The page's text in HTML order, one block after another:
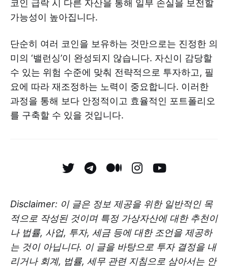
코인 급락 시 다른 자산을 통해 일부 손실을 보전할
가능성이 높아집니다.
단순히 여러 코인을 보유하는 것만으로는 진정한 의
미의 ‘밸런싱’이 완성되지 않습니다. 자신이 감당할
수 있는 위험 수준에 맞춰 전략적으로 투자하고, 필
요에 따라 재조정하는 노력이 중요합니다. 이러한
과정을 통해 보다 안정적이고 효율적인 포트폴리오
를 구축할 수 있을 것입니다.
Disclaimer: 이 글은 정보 제공을 위한 일반적인 목
적으로 작성된 것이며 특정 가상자산에 대한 추천이
나 법률, 사업, 투자, 세금 등에 대한 조언을 제공하
는 것이 아닙니다. 이 글을 바탕으로 투자 결정을 내
리거나 회계, 법률, 세무 관련 지침으로 삼아서는 안